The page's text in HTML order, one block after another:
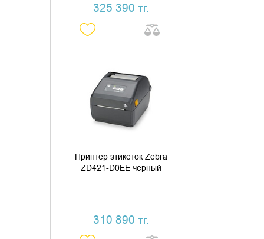
325 390 тг.
Принтер этикеток Zebra
ZD421-D0EE чёрный
310 890 тг.
ДОБАВИТЬ В КОРЗИНУ
КУПИТЬ В 1 КЛИК